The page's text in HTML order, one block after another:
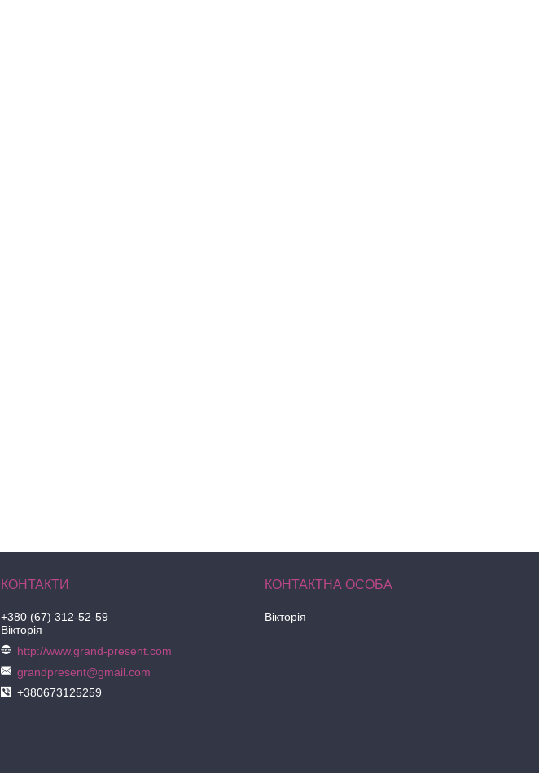
+380 (67) 312-52-59
Вікторія
http://www.grand-present.com
grandpresent@gmail.com
+380673125259
Вікторія